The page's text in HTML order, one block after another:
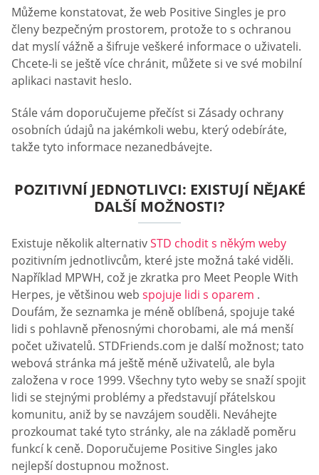
Můžeme konstatovat, že web Positive Singles je pro
členy bezpečným prostorem, protože to s ochranou
dat myslí vážně a šifruje veškeré informace o uživateli.
Chcete-li se ještě více chránit, můžete si ve své mobilní
aplikaci nastavit heslo.
Stále vám doporučujeme přečíst si Zásady ochrany
osobních údajů na jakémkoli webu, který odebíráte,
takže tyto informace nezanedbávejte.
POZITIVNÍ JEDNOTLIVCI: EXISTUJÍ NĚJAKÉ
DALŠÍ MOŽNOSTI?
Existuje několik alternativSTD chodit s někým weby
pozitivním jednotlivcům, které jste možná také viděli.
Například MPWH, což je zkratka pro Meet People With
Herpes, je většinou web spojuje lidi s oparem .
Doufám, že seznamka je méně oblíbená, spojuje také
lidi s pohlavně přenosnými chorobami, ale má menší
počet uživatelů. STDFriends.com je další možnost; tato
webová stránka má ještě méně uživatelů, ale byla
založena v roce 1999. Všechny tyto weby se snaží spojit
lidi se stejnými problémy a představují přátelskou
komunitu, aniž by se navzájem souděli. Neváhejte
prozkoumat také tyto stránky, ale na základě poměru
funkcí k ceně. Doporučujeme Positive Singles jako
nejlepší dostupnou možnost.